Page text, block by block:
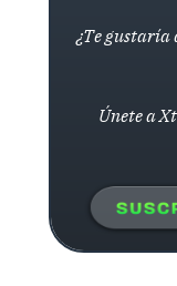
¿Te
Únete a